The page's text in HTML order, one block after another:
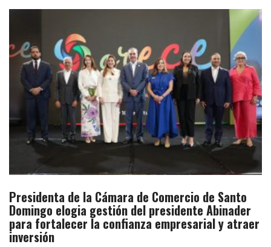
Presidenta de la Cámara de Comercio de Santo
Domingo elogia gestión del presidente Abinader
para fortalecer la confianza empresarial y atraer
inversión